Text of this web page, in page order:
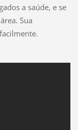
a saúde, e se
Sua